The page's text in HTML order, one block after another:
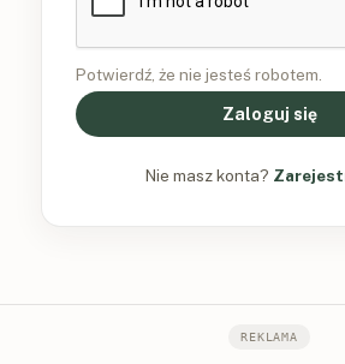
Potwierdź, że nie jesteś robotem.
Zaloguj się
Nie masz konta?
REKLAMA